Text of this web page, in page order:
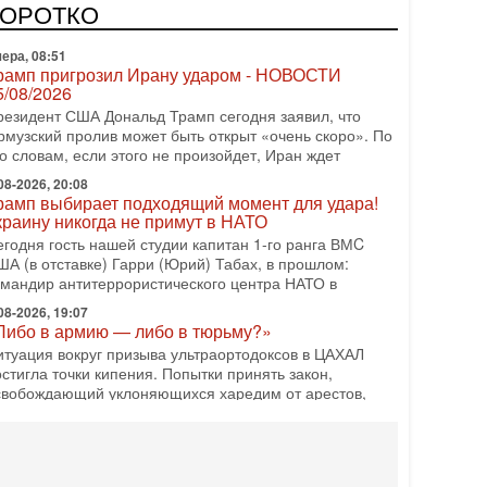
могут стать самыми интригующими? Биньямин
снова уверенно заявляет, что победа на
08:51
пригрозил Ирану ударом - НОВОСТИ
08/2026
США Дональд Трамп сегодня заявил, что
пролив может быть открыт «очень скоро». По
словам, если этого не произойдет, Иран ждет
2026, 20:08
выбирает подходящий момент для удара!
никогда не примут в НАТО
гость нашей студии капитан 1-го ранга ВМC
(в отставке) Гарри (Юрий) Табах, в прошлом:
антитеррористического центра НАТО в
2026, 19:07
в армию — либо в тюрьму?»
вокруг призыва ультраортодоксов в ЦАХАЛ
точки кипения. Попытки принять закон,
уклоняющихся харедим от арестов,